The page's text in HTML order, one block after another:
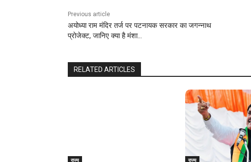
Previous article
अयोध्‍या राम मंदिर तर्ज पर पटनायक सरकार का जगन्नाथ
प्रोजेक्ट, जानिए क्‍या है मंशा…
RELATED ARTICLES
राज्य राज्य